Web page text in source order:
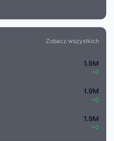
Zobacz wszystkich
1.9M
+0
1.9M
+0
1.9M
+0